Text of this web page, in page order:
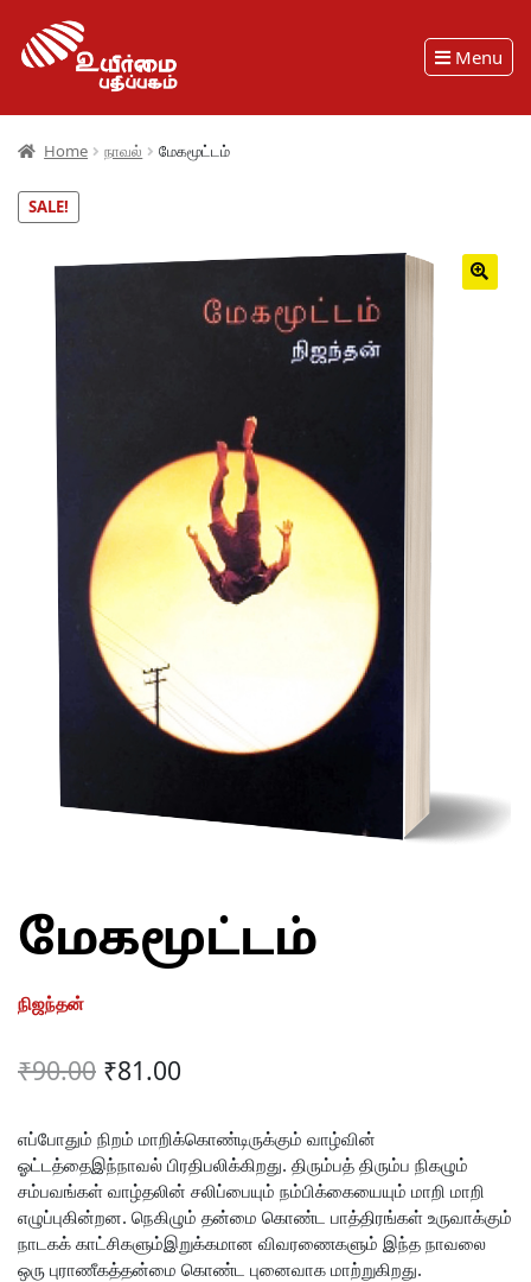
Menu
Home நாவல் மேகமூட்டம்
SALE!
மேகமூட்டம்
நிஜந்தன்
₹90.00 Original
was:
₹90.00.
₹81.00
is:
₹81.00.
எப்போதும் நிறம் மாறிக்கொண்டிருக்கும் வாழ்வின்
ஓட்டத்தைஇந்நாவல் பிரதிபலிக்கிறது. திரும்பத் திரும்ப நிகழும்
சம்பவங்கள் வாழ்தலின் சலிப்பையும் நம்பிக்கையையும் மாறி மாறி
எழுப்புகின்றன. நெகிழும் தன்மை கொண்ட பாத்திரங்கள் உருவாக்கும்
நாடகக் காட்சிகளும்இறுக்கமான விவரணைகளும் இந்த நாவலை
ஒரு புராணீகத்தன்மை கொண்ட புனைவாக மாற்றுகிறது.